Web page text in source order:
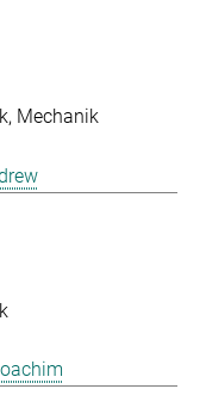
Mechanik